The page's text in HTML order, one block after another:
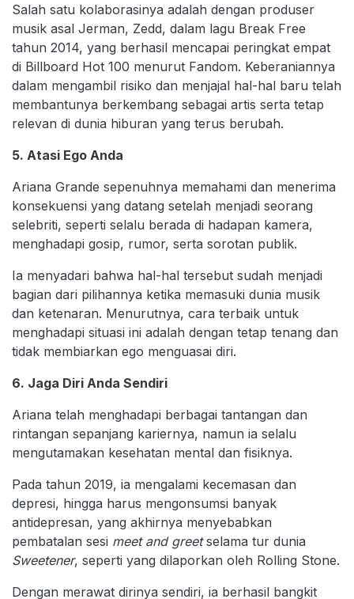
Salah satu kolaborasinya adalah dengan produser
musik asal Jerman, Zedd, dalam lagu Break Free
tahun 2014, yang berhasil mencapai peringkat empat
di Billboard Hot 100 menurut Fandom. Keberaniannya
dalam mengambil risiko dan menjajal hal-hal baru telah
membantunya berkembang sebagai artis serta tetap
relevan di dunia hiburan yang terus berubah.
5. Atasi Ego Anda
Ariana Grande sepenuhnya memahami dan menerima
konsekuensi yang datang setelah menjadi seorang
selebriti, seperti selalu berada di hadapan kamera,
menghadapi gosip, rumor, serta sorotan publik.
Ia menyadari bahwa hal-hal tersebut sudah menjadi
bagian dari pilihannya ketika memasuki dunia musik
dan ketenaran. Menurutnya, cara terbaik untuk
menghadapi situasi ini adalah dengan tetap tenang dan
tidak membiarkan ego menguasai diri.
6. Jaga Diri Anda Sendiri
Ariana telah menghadapi berbagai tantangan dan
rintangan sepanjang kariernya, namun ia selalu
mengutamakan kesehatan mental dan fisiknya.
Pada tahun 2019, ia mengalami kecemasan dan
depresi, hingga harus mengonsumsi banyak
antidepresan, yang akhirnya menyebabkan
pembatalan sesi meet and greetselama tur dunia
Sweetener, seperti yang dilaporkan oleh Rolling Stone.
Dengan merawat dirinya sendiri, ia berhasil bangkit